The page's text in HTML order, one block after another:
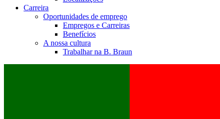
Carreira
Oportunidades de emprego
Empregos e Carreiras
Benefícios
A nossa cultura
Trabalhar na B. Braun